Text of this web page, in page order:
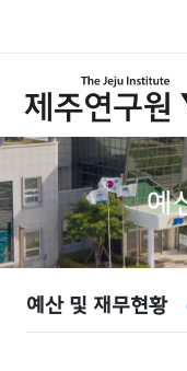
예
예산 및 재무현황